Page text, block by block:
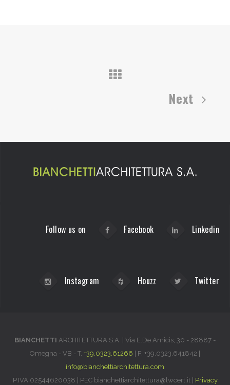
Next
Follow us on Facebook Linkedin
Instagram Houzz Twitter
BIANCHETTI ARCHITETTURA S.A. | Via E.De Amicis, 30 - 28887 -
Omegna - VB - T. +39.0323.61266 | F. +39.0323.641842
info@bianchettiarchitettura.com
P.IVA 02544620038 | PEC bianchettiarchitettura@lwcert.it | Privacy